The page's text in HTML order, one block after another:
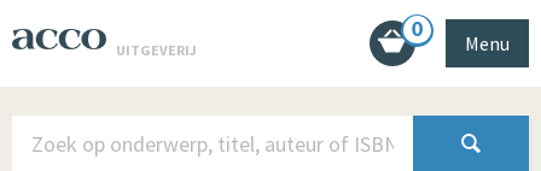
UITGEVERIJ
0
Menu